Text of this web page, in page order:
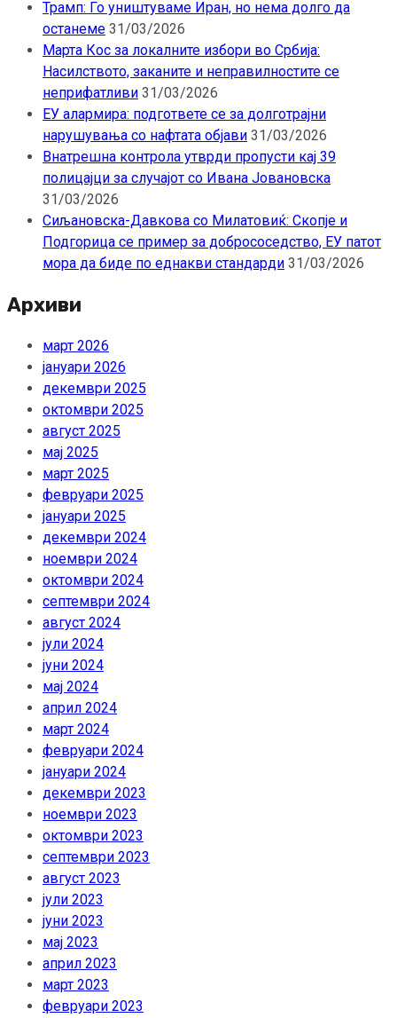
Трамп: Го уништуваме Иран, но нема долго да
останеме 31/03/2026
Марта Кос за локалните избори во Србија:
Насилството, заканите и неправилностите се
неприфатливи 31/03/2026
ЕУ алармира: подгответе се за долготрајни
нарушувања со нафтата објави 31/03/2026
Внатрешна контрола утврди пропусти кај 39
полицајци за случајот со Ивана Јовановска
31/03/2026
Сиљановска-Давкова со Милатовиќ: Скопје и
Подгорица се пример за добрососедство, ЕУ патот
мора да биде по еднакви стандарди 31/03/2026
Архиви
март 2026
јануари 2026
декември 2025
октомври 2025
август 2025
мај 2025
март 2025
февруари 2025
јануари 2025
декември 2024
ноември 2024
октомври 2024
септември 2024
август 2024
јули 2024
јуни 2024
мај 2024
април 2024
март 2024
февруари 2024
јануари 2024
декември 2023
ноември 2023
октомври 2023
септември 2023
август 2023
јули 2023
јуни 2023
мај 2023
април 2023
март 2023
февруари 2023